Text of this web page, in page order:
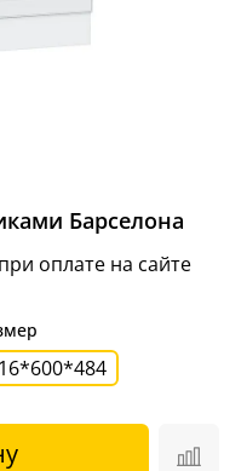
Барселона
оплате на сайте